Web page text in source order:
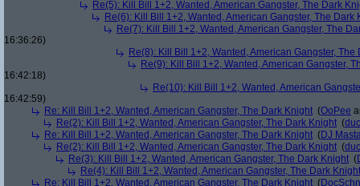
Re(5): Kill Bill 1+2, Wanted, American Gangster, The Dark
Re(6): Kill Bill 1+2, Wanted, American Gangster, The Dark
Re(7): Kill Bill 1+2, Wanted, American Gangster, The
16:36:26)
Re(8): Kill Bill 1+2, Wanted, American Gangster, The
Re(9): Kill Bill 1+2, Wanted, American Gangster,
16:42:18)
Re(10): Kill Bill 1+2, Wanted, American
16:42:59)
Re: Kill Bill 1+2, Wanted, American Gangster, The Dark Knight (OoPee
Re(2): Kill Bill 1+2, Wanted, American Gangster, The Dark Knight (
Re: Kill Bill 1+2, Wanted, American Gangster, The Dark Knight (DJ
Re(2): Kill Bill 1+2, Wanted, American Gangster, The Dark Knight (
Re(3): Kill Bill 1+2, Wanted, American Gangster, The Dark Knight (
Re(4): Kill Bill 1+2, Wanted, American Gangster, The Dark Knight
Re: Kill Bill 1+2, Wanted, American Gangster, The Dark Knight (